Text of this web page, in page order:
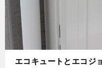
エコキュートとエコジ